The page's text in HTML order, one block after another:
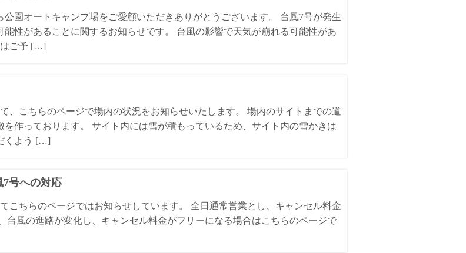
公園オートキャンプ場をご愛顧いただきありがとうございます。 台風7号が発生
能性があることに関するお知らせです。 台風の影響で天気が崩れる可能性があ
はご予 […]
、こちらのページで場内の状況をお知らせいたします。 場内のサイトまでの道
を作っております。 サイト内には雪が積もっているため、サイト内の雪かきは
くよう […]
7号への対応
こちらのページではお知らせしています。 全日通常営業とし、キャンセル料金
台風の進路が変化し、キャンセル料金がフリーになる場合はこちらのページで